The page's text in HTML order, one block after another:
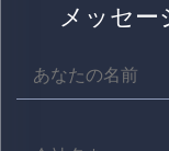
メッセー